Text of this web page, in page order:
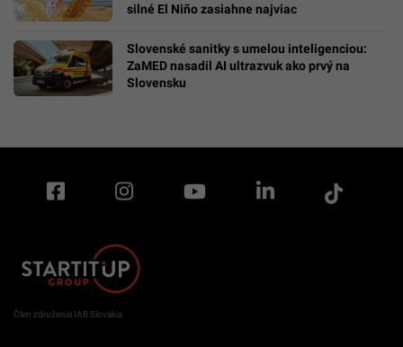
silné El Niño zasiahne najviac
Slovenské sanitky s umelou inteligenciou:
ZaMED nasadil AI ultrazvuk ako prvý na
Slovensku
Člen združenia IAB Slovakia